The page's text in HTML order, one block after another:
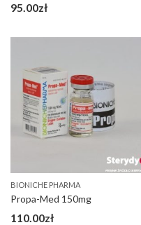
95.00zł
BIONICHE PHARMA
Propa-Med 150mg
110.00zł